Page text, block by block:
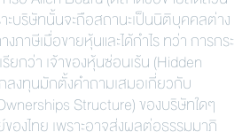
ะบริษัทนั้นจะถือสถานะเป็นนิติบุคคลต่าง
ภาษีเมื่อขายหุ้นและได้กำไร ทว่า การกระ
ยกว่า เจ้าของหุ้นซ่อนเร้น (Hidden
ลงทุนมักตั้งคำถามเสมอเกี่ยวกับ
Structure) ของบริษัทใดๆ
งไทย เพราะอาจส่งผลต่อธรรมมาภิ